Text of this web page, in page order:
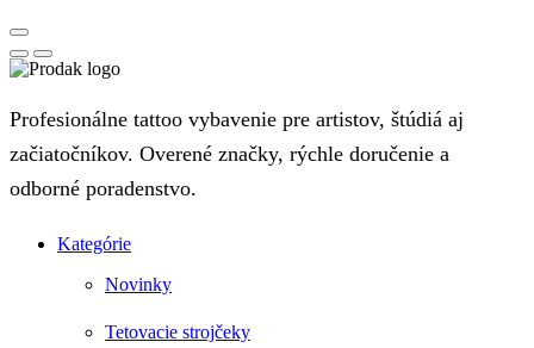
Profesionálne tattoo vybavenie pre artistov, štúdiá aj
začiatočníkov. Overené značky, rýchle doručenie a
odborné poradenstvo.
Kategórie
Novinky
Tetovacie strojčeky